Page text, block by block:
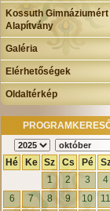
Kossuth Gimnáziumért
Alapítvány
Galéria
Elérhetőségek
Oldaltérkép
Hé Ke Sz Cs Pé
1
2 3 4
6
7 8 9 10 11